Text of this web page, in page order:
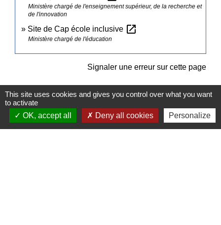
Ministère chargé de l'enseignement supérieur, de la recherche et
de l'innovation
Site de Cap école inclusive open_in_new
Ministère chargé de l'éducation
Signaler une erreur sur cette page
This site uses cookies and gives you control over what you want
to activate
OK, accept all
Deny all cookies Personalize